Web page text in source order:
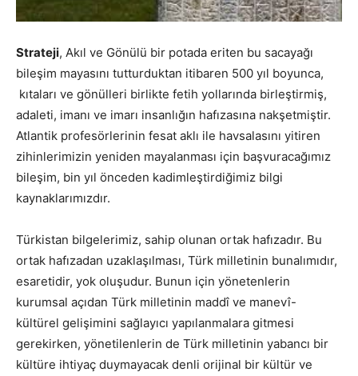
Strateji, Akıl ve Gönülü bir potada eriten bu sacayağı
bileşim mayasını tutturduktan itibaren 500 yıl boyunca,
kıtaları ve gönülleri birlikte fetih yollarında birleştirmiş,
adaleti, imanı ve imarı insanlığın hafızasına nakşetmiştir.
Atlantik profesörlerinin fesat aklı ile havsalasını yitiren
zihinlerimizin yeniden mayalanması için başvuracağımız
bileşim, bin yıl önceden kadimleştirdiğimiz bilgi
kaynaklarımızdır.
Türkistan bilgelerimiz, sahip olunan ortak hafızadır. Bu
ortak hafızadan uzaklaşılması, Türk milletinin bunalımıdır,
esaretidir, yok oluşudur. Bunun için yönetenlerin
kurumsal açıdan Türk milletinin maddî ve manevî-
kültürel gelişimini sağlayıcı yapılanmalara gitmesi
gerekirken, yönetilenlerin de Türk milletinin yabancı bir
kültüre ihtiyaç duymayacak denli orijinal bir kültür ve